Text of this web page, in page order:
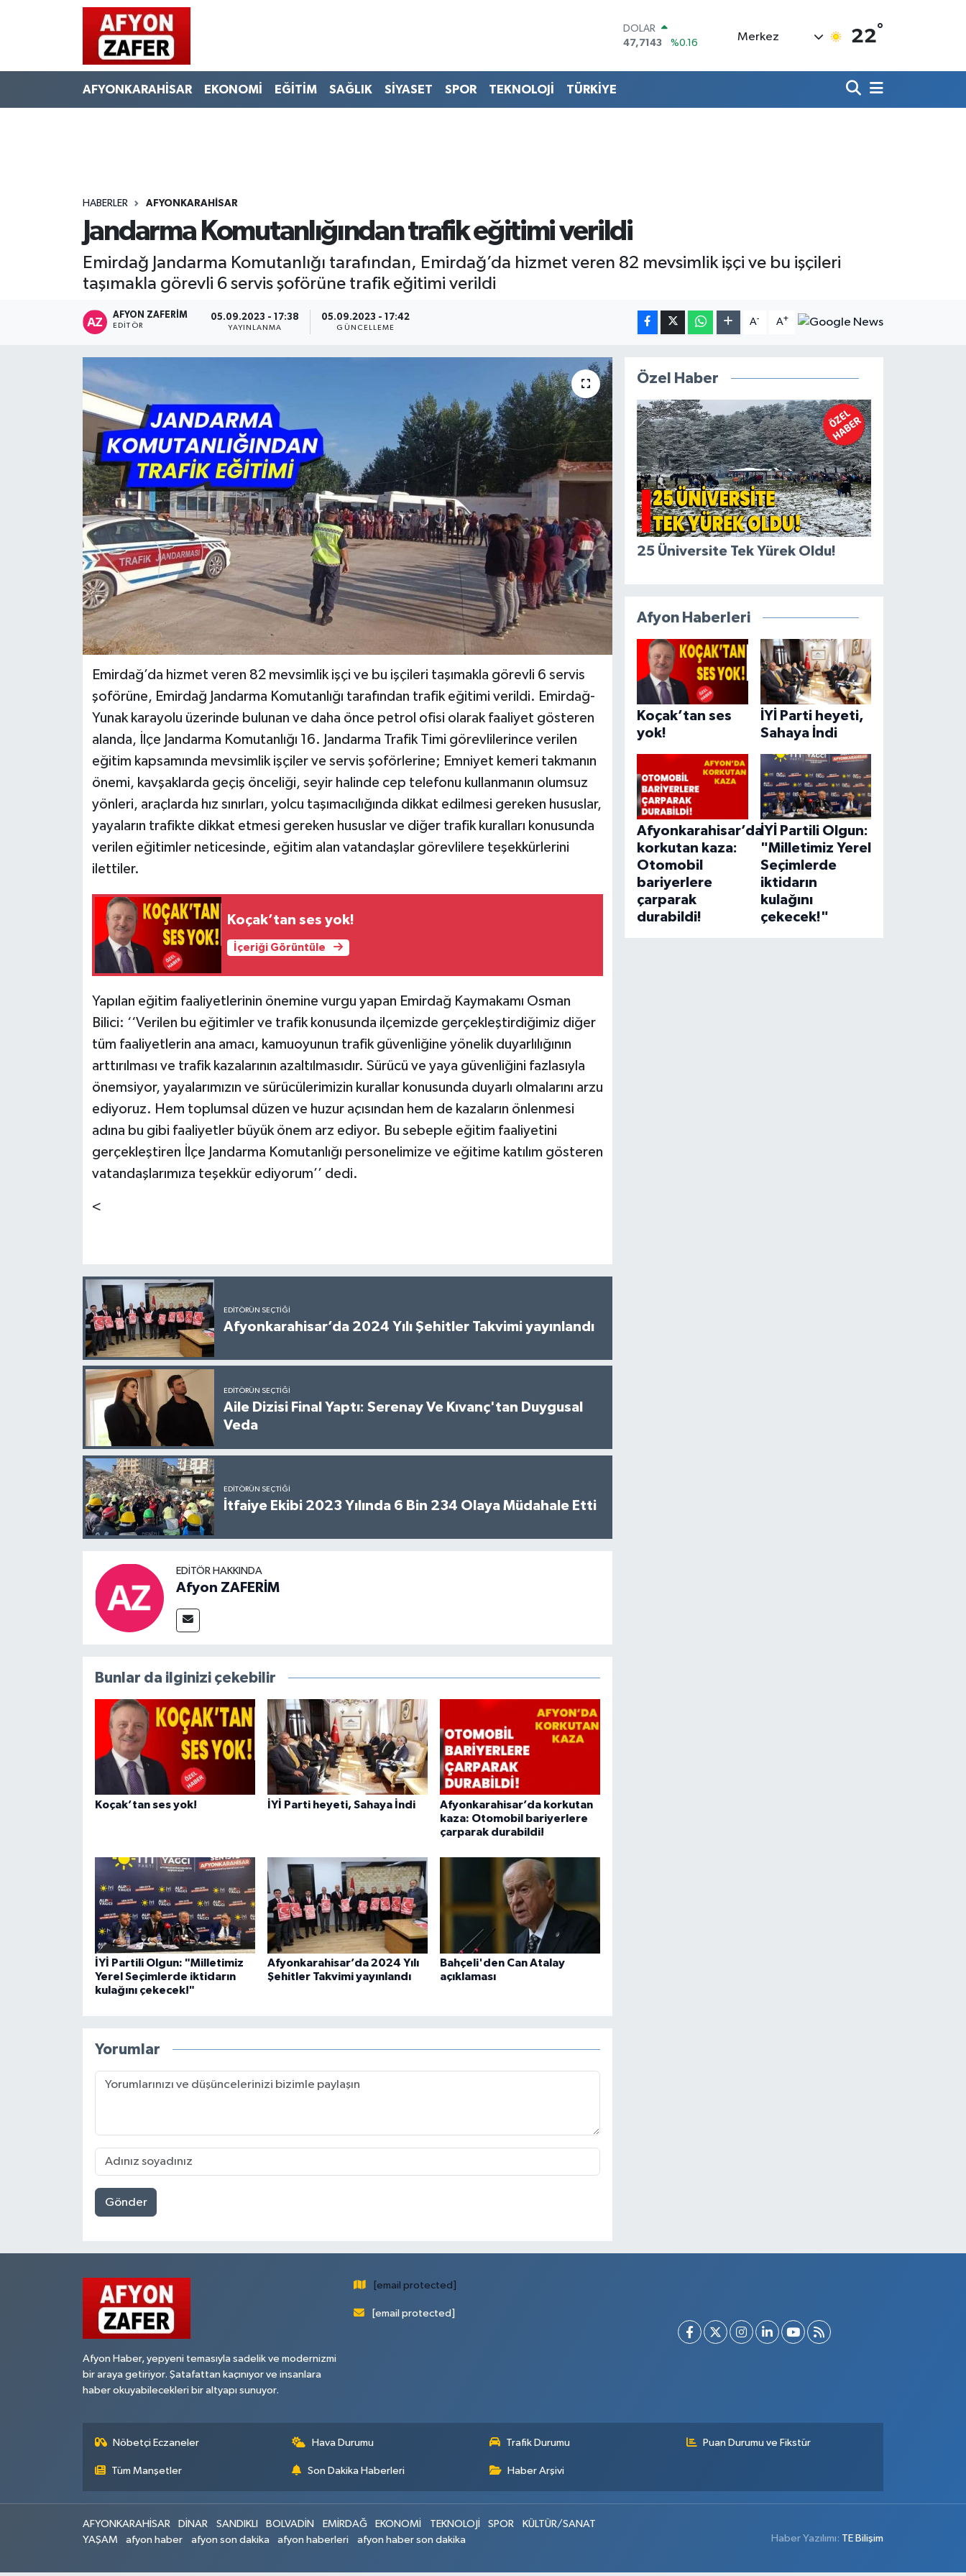
DOLAR
47,7143
%0.16
55,0317
%-0.02
Merkez 22°
AFYONKARAHİSAR EKONOMİ EĞİTİM SAĞLIK SİYASET SPOR TEKNOLOJİ TÜRKİYE
HABERLER AFYONKARAHİSAR
Jandarma Komutanlığından trafik eğitimi verildi
Emirdağ Jandarma Komutanlığı tarafından, Emirdağ’da hizmet veren 82 mevsimlik işçi ve bu işçileri
taşımakla görevli 6 servis şoförüne trafik eğitimi verildi
AFYON ZAFERİM
EDITÖR
05.09.2023 - 17:38
YAYINLANMA
05.09.2023 - 17:42
GÜNCELLEME
A- A+
Emirdağ’da hizmet veren 82 mevsimlik işçi ve bu işçileri taşımakla görevli 6 servis
şoförüne, Emirdağ Jandarma Komutanlığı tarafından trafik eğitimi verildi. Emirdağ-
Yunak karayolu üzerinde bulunan ve daha önce petrol ofisi olarak faaliyet gösteren
alanda, İlçe Jandarma Komutanlığı 16. Jandarma Trafik Timi görevlilerince verilen
eğitim kapsamında mevsimlik işçiler ve servis şoförlerine; Emniyet kemeri takmanın
önemi, kavşaklarda geçiş önceliği, seyir halinde cep telefonu kullanmanın olumsuz
yönleri, araçlarda hız sınırları, yolcu taşımacılığında dikkat edilmesi gereken hususlar,
yayaların trafikte dikkat etmesi gereken hususlar ve diğer trafik kuralları konusunda
verilen eğitimler neticesinde, eğitim alan vatandaşlar görevlilere teşekkürlerini
ilettiler.
Koçak’tan ses yok!
İçeriği Görüntüle
Yapılan eğitim faaliyetlerinin önemine vurgu yapan Emirdağ Kaymakamı Osman
Bilici: ‘‘Verilen bu eğitimler ve trafik konusunda ilçemizde gerçekleştirdiğimiz diğer
tüm faaliyetlerin ana amacı, kamuoyunun trafik güvenliğine yönelik duyarlılığının
arttırılması ve trafik kazalarının azaltılmasıdır. Sürücü ve yaya güvenliğini fazlasıyla
önemsiyor, yayalarımızın ve sürücülerimizin kurallar konusunda duyarlı olmalarını arzu
ediyoruz. Hem toplumsal düzen ve huzur açısından hem de kazaların önlenmesi
adına bu gibi faaliyetler büyük önem arz ediyor. Bu sebeple eğitim faaliyetini
gerçekleştiren İlçe Jandarma Komutanlığı personelimize ve eğitime katılım gösteren
vatandaşlarımıza teşekkür ediyorum’’ dedi.
<
EDITÖRÜN SEÇTIĞI
Afyonkarahisar’da 2024 Yılı Şehitler Takvimi yayınlandı
EDITÖRÜN SEÇTIĞI
Aile Dizisi Final Yaptı: Serenay Ve Kıvanç'tan Duygusal
Veda
EDITÖRÜN SEÇTIĞI
İtfaiye Ekibi 2023 Yılında 6 Bin 234 Olaya Müdahale Etti
EDITÖR HAKKINDA
Afyon ZAFERİM
Bunlar da ilginizi çekebilir
Koçak’tan ses yok! İYİ Parti heyeti, Sahaya İndi
Afyonkarahisar’da korkutan
kaza: Otomobil bariyerlere
çarparak durabildi!
İYİ Partili Olgun: "Milletimiz
Yerel Seçimlerde iktidarın
kulağını çekecek!"
Afyonkarahisar’da 2024 Yılı
Şehitler Takvimi yayınlandı
Bahçeli'den Can Atalay
açıklaması
Yorumlar
Gönder
Özel Haber
25 Üniversite Tek Yürek Oldu!
Afyon Haberleri
Koçak’tan ses
yok!
İYİ Parti heyeti,
Sahaya İndi
Afyonkarahisar’da
korkutan kaza:
Otomobil
bariyerlere
çarparak
durabildi!
İYİ Partili Olgun:
"Milletimiz Yerel
Seçimlerde
iktidarın
kulağını
çekecek!"
Afyon Haber, yepyeni temasıyla sadelik ve modernizmi
bir araya getiriyor. Şatafattan kaçınıyor ve insanlara
haber okuyabilecekleri bir altyapı sunuyor.
[email protected]
[email protected]
Nöbetçi Eczaneler Hava Durumu Trafik Durumu Puan Durumu ve Fikstür
Tüm Manşetler Son Dakika Haberleri Haber Arşivi
AFYONKARAHİSAR DİNAR SANDIKLI BOLVADİN EMİRDAĞ EKONOMİ TEKNOLOJİ SPOR
KÜLTÜR/SANAT
YAŞAM
afyon haber afyon son dakika afyon haberleri afyon haber son dakika Haber Yazılımı: TE Bilişim